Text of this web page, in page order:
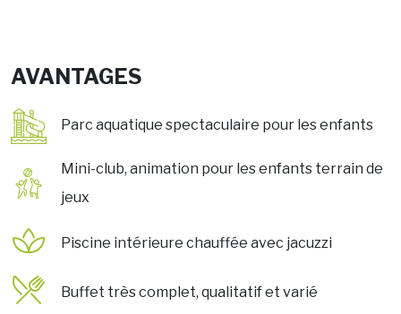
AVANTAGES
Parc aquatique spectaculaire pour les enfants
Mini-club, animation pour les enfants terrain de
jeux
Piscine intérieure chauffée avec jacuzzi
Buffet très complet, qualitatif et varié